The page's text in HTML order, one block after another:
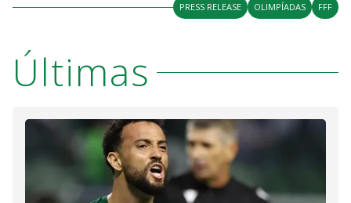
PRESS RELEASE OLIMPÍADAS FFF
Últimas